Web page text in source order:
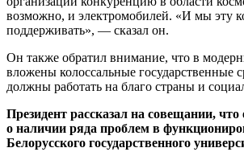
возможно, и электромобилей. «И мы эту
поддерживать», — сказал он.
Он также обратил внимание, что в
вложены колоссальные государственные
должны работать на благо страны и
Президент рассказал на совещании,
о наличии ряда проблем в
Белорусского государственного